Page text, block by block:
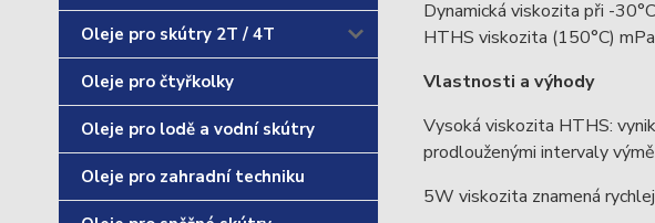
Oleje pro skútry 2T / 4T
Oleje pro čtyřkolky
Oleje pro lodě a vodní skútry
Oleje pro zahradní techniku
Dynamická viskozita při -
HTHS viskozita (150°C)
Vlastnosti a výhody
Vysoká viskozita HTHS:
prodlouženými intervaly
5W viskozita znamená